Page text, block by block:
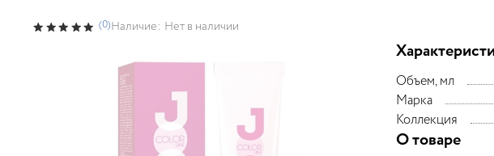
(0)Наличие: Нет в наличии
Объем, мл
Марка
Коллекция
О товаре